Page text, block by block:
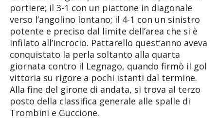
portiere; il 3-1 con un piattone in diagonale
verso l’angolino lontano; il 4-1 con un sinistro
potente e preciso dal limite dell’area che si è
infilato all’incrocio. Pattarello quest’anno aveva
conquistato la perla soltanto alla quarta
giornata contro il Legnago, quando firmò il gol
vittoria su rigore a pochi istanti dal termine.
Alla fine del girone di andata, si trova al terzo
posto della classifica generale alle spalle di
Trombini e Guccione.